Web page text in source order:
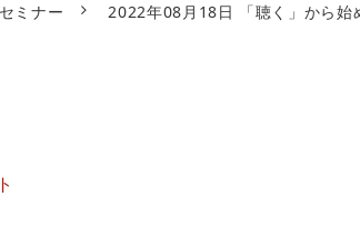
セミナー 2022年08月18日 「聴く」から始